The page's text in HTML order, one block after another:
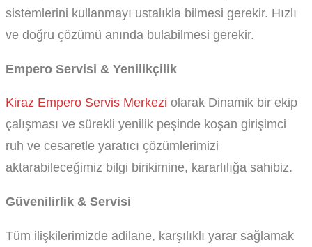
sistemlerini kullanmayı ustalıkla bilmesi gerekir. Hızlı
ve doğru çözümü anında bulabilmesi gerekir.
Empero Servisi & Yenilikçilik
Kiraz Empero Servis Merkezi olarak Dinamik bir ekip
çalışması ve sürekli yenilik peşinde koşan girişimci
ruh ve cesaretle yaratıcı çözümlerimizi
aktarabileceğimiz bilgi birikimine, kararlılığa sahibiz.
Güvenilirlik & Servisi
Tüm ilişkilerimizde adilane, karşılıklı yarar sağlamak